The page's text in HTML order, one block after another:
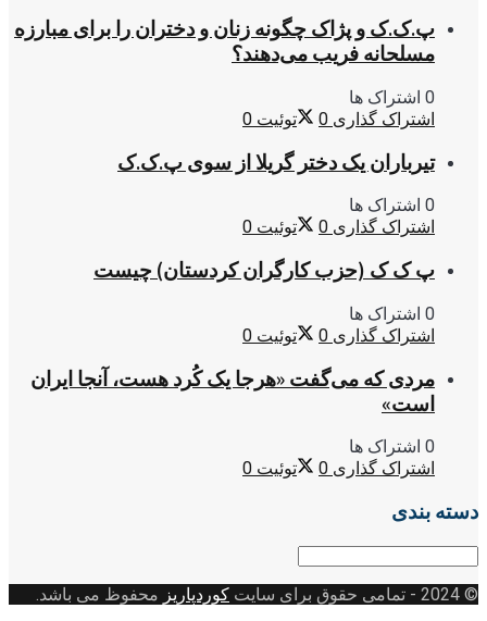
پ.ک.ک و پژاک چگونه زنان و دختران را برای مبارزه
مسلحانه فریب می‌دهند؟
0 اشتراک ها
اشتراک گذاری 0 توئیت 0
تیرباران یک دختر گریلا از سوی پ.ک.ک
0 اشتراک ها
اشتراک گذاری 0 توئیت 0
پ ک ک (حزب کارگران کردستان) چیست
0 اشتراک ها
اشتراک گذاری 0 توئیت 0
مردی که می‌گفت «هرجا یک کُرد هست، آنجا ایران
است»
0 اشتراک ها
اشتراک گذاری 0 توئیت 0
دسته بندی
دسته
© 2024
- تمامی حقوق برای سایت کوردپاریز محفوظ می باشد.